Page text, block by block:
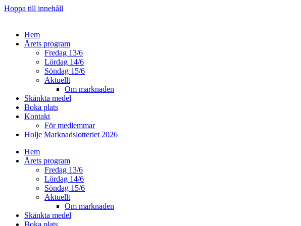
Hoppa till innehåll
Hem
Årets program
Fredag 13/6
Lördag 14/6
Söndag 15/6
Aktuellt
Om marknaden
Skänkta medel
Boka plats
Kontakt
För medlemmar
Holje Marknadslotteriet 2026
Hem
Årets program
Fredag 13/6
Lördag 14/6
Söndag 15/6
Aktuellt
Om marknaden
Skänkta medel
Boka plats